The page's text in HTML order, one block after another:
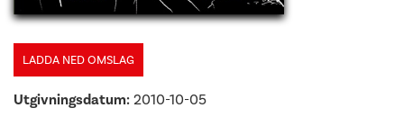
LADDA NED OMSLAG
Utgivningsdatum: 2010-10-05